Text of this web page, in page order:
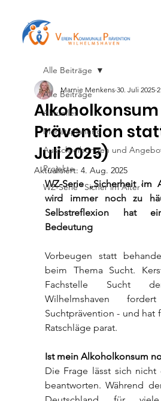
Alle Beiträge
Aktuelles
Monatsplanung
Ausschreibungen und
Projekte
WZ-Serie "Sicher im Alter"
Alle Beiträge
Alkoholkonsum
Prävention
Juli 2025)
Marnie Menkens 30. Juli 2025
Aktualisiert: 4. Aug. 2025
WZ-Serie „Sicherheit im
wird immer noch zu
Selbstreflexion hat
Bedeutung
Vorbeugen statt
beim Thema Sucht.
Fachstelle Sucht
Wilhelmshaven
Suchtprävention - und hat
Ratschläge parat.
Ist mein Alkoholkonsum
Die Frage lässt sich nicht
beantworten. Während